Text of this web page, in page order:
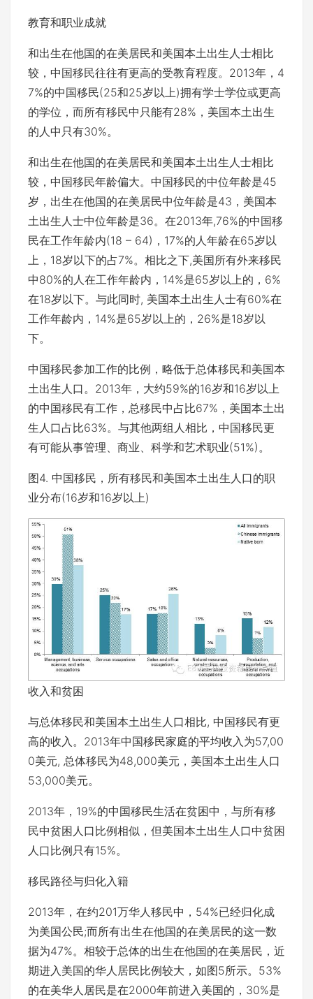
教育和职业成就
和出生在他国的在美居民和美国本土出生人士相比
较，中国移民往往有更高的受教育程度。2013年，4
7%的中国移民(25和25岁以上)拥有学士学位或更高
的学位，而所有移民中只能有28%，美国本土出生
的人中只有30%。
和出生在他国的在美居民和美国本土出生人士相比
较，中国移民年龄偏大。中国移民的中位年龄是45
岁，出生在他国的在美居民中位年龄是43，美国本
土出生人士中位年龄是36。在2013年,76%的中国移
民在工作年龄内(18 – 64)，17%的人年龄在65岁以
上，18岁以下的占7%。相比之下,美国所有外来移民
中80%的人在工作年龄内，14%是65岁以上的，6%
在18岁以下。与此同时, 美国本土出生人士有60%在
工作年龄内，14%是65岁以上的，26%是18岁以
下。
中国移民参加工作的比例，略低于总体移民和美国本
土出生人口。2013年，大约59%的16岁和16岁以上
的中国移民有工作，总移民中占比67%，美国本土出
生人口占比63%。与其他两组人相比，中国移民更
有可能从事管理、商业、科学和艺术职业(51%)。
图4. 中国移民，所有移民和美国本土出生人口的职
业分布(16岁和16岁以上)
收入和贫困
与总体移民和美国本土出生人口相比, 中国移民有更
高的收入。2013年中国移民家庭的平均收入为57,00
0美元, 总体移民为48,000美元，美国本土出生人口
53,000美元。
2013年，19%的中国移民生活在贫困中，与所有移
民中贫困人口比例相似，但美国本土出生人口中贫困
人口比例只有15%。
移民路径与归化入籍
2013年，在约201万华人移民中，54%已经归化成
为美国公民;而所有出生在他国的在美居民的这一数
据为47%。相较于总体的出生在他国的在美居民，近
期进入美国的华人居民比例较大，如图5所示。53%
的在美华人居民是在2000年前进入美国的，30%是